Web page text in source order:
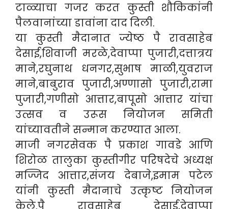
टाळ्याचा गजर करत कुस्ती शौकिकांनी
पैलवानांच्या डावांना दाद दिली.
या कुस्ती मैदानात ज्येष्ठ पै रावसाहेब
देसाई,शिवाजी मरळे,देवाप्पा पुजारी,दत्तात्रय
माने,रघुनाथ धनगर,सुभाष माळी,युवराज
माने,बाबुराव पुजारी,अण्णासो पुजारी,रामा
पुजारी,गणीसो आत्तार,बापूसो आत्तार यांचा
उत्सव व उरूस नियोजन समिती
यांच्यावतीने सन्मान करण्यात आला.
माजी नगरसेवक पै प्रकाश गावडे आणि
शिरोळ तालुका कुस्तीगीर परिषदेचे अध्यक्ष
मज्जिद आत्तार,संजय देबाजे,इमाम पटेल
यांनी कुस्ती मैदानाचे उत्कृष्ट नियोजन
केले.पै रावसाहेब देसाई,देवाप्पा